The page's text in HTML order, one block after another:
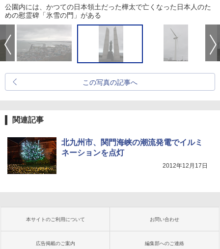
公園内には、かつての日本領土だった樺太で亡くなった日本人のた
めの慰霊碑「氷雪の門」がある
この写真の記事へ
関連記事
北九州市、関門海峡の潮流発電でイルミ
ネーションを点灯
2012年12月17日
本サイトのご利用について お問い合わせ
広告掲載のご案内 編集部へのご連絡